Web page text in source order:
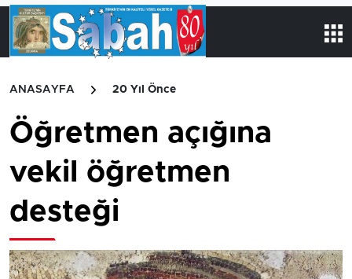
ANASAYFA 20 Yıl Önce
Öğretmen açığına
vekil öğretmen
desteği